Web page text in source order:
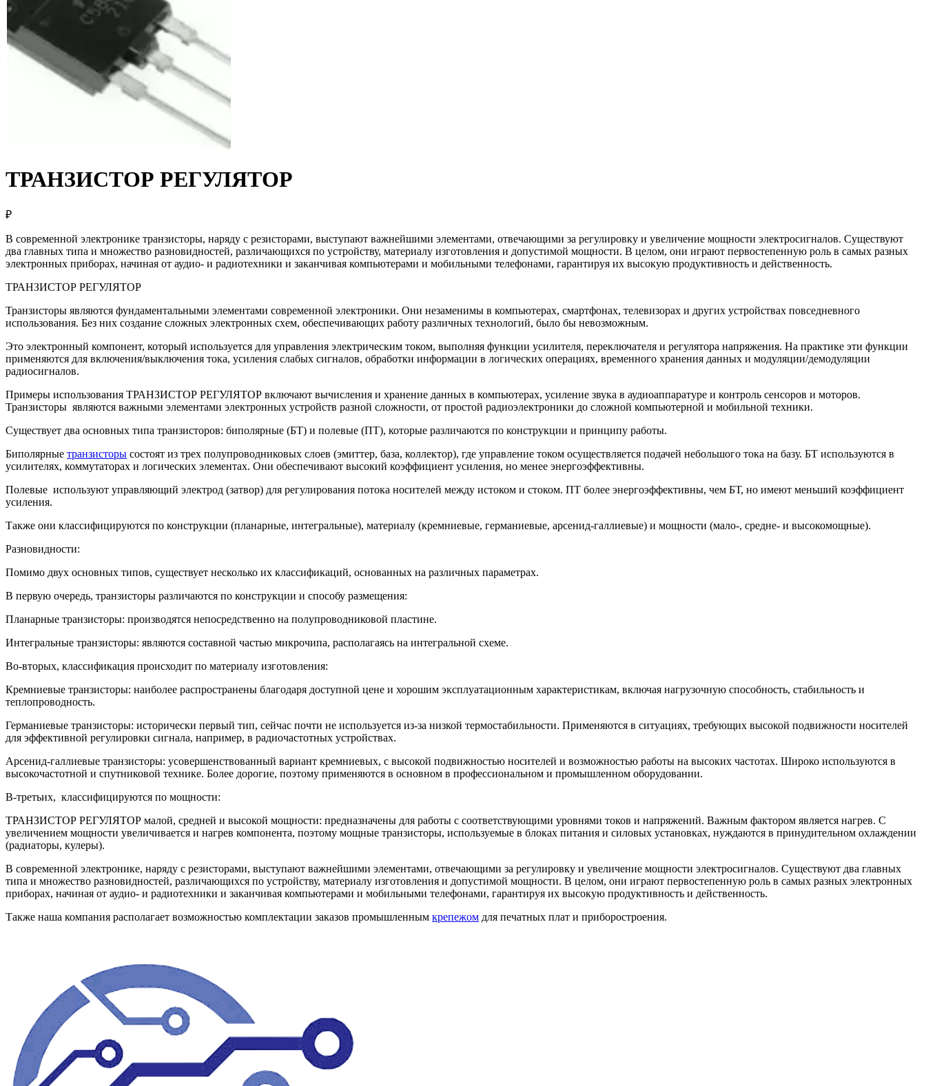
ТРАНЗИСТОР РЕГУЛЯТОР
₽
В современной электронике транзисторы, наряду с резисторами, выступают важнейшими элементами, отвечающими за регулировку и увеличение мощности электросигналов. Существуют
два главных типа и множество разновидностей, различающихся по устройству, материалу изготовления и допустимой мощности. В целом, они играют первостепенную роль в самых разных
электронных приборах, начиная от аудио- и радиотехники и заканчивая компьютерами и мобильными телефонами, гарантируя их высокую продуктивность и действенность.
ТРАНЗИСТОР РЕГУЛЯТОР
Транзисторы являются фундаментальными элементами современной электроники. Они незаменимы в компьютерах, смартфонах, телевизорах и других устройствах повседневного
использования. Без них создание сложных электронных схем, обеспечивающих работу различных технологий, было бы невозможным.
Это электронный компонент, который используется для управления электрическим током, выполняя функции усилителя, переключателя и регулятора напряжения. На практике эти функции
применяются для включения/выключения тока, усиления слабых сигналов, обработки информации в логических операциях, временного хранения данных и модуляции/демодуляции
радиосигналов.
Примеры использования ТРАНЗИСТОР РЕГУЛЯТОР включают вычисления и хранение данных в компьютерах, усиление звука в аудиоаппаратуре и контроль сенсоров и моторов.
Транзисторы являются важными элементами электронных устройств разной сложности, от простой радиоэлектроники до сложной компьютерной и мобильной техники.
Существует два основных типа транзисторов: биполярные (БТ) и полевые (ПТ), которые различаются по конструкции и принципу работы.
Биполярные транзисторы состоят из трех полупроводниковых слоев (эмиттер, база, коллектор), где управление током осуществляется подачей небольшого тока на базу. БТ используются в
усилителях, коммутаторах и логических элементах. Они обеспечивают высокий коэффициент усиления, но менее энергоэффективны.
Полевые используют управляющий электрод (затвор) для регулирования потока носителей между истоком и стоком. ПТ более энергоэффективны, чем БТ, но имеют меньший коэффициент
усиления.
Также они классифицируются по конструкции (планарные, интегральные), материалу (кремниевые, германиевые, арсенид-галлиевые) и мощности (мало-, средне- и высокомощные).
Разновидности:
Помимо двух основных типов, существует несколько их классификаций, основанных на различных параметрах.
В первую очередь, транзисторы различаются по конструкции и способу размещения:
Планарные транзисторы: производятся непосредственно на полупроводниковой пластине.
Интегральные транзисторы: являются составной частью микрочипа, располагаясь на интегральной схеме.
Во-вторых, классификация происходит по материалу изготовления:
Кремниевые транзисторы: наиболее распространены благодаря доступной цене и хорошим эксплуатационным характеристикам, включая нагрузочную способность, стабильность и
теплопроводность.
Германиевые транзисторы: исторически первый тип, сейчас почти не используется из-за низкой термостабильности. Применяются в ситуациях, требующих высокой подвижности носителей
для эффективной регулировки сигнала, например, в радиочастотных устройствах.
Арсенид-галлиевые транзисторы: усовершенствованный вариант кремниевых, с высокой подвижностью носителей и возможностью работы на высоких частотах. Широко используются в
высокочастотной и спутниковой технике. Более дорогие, поэтому применяются в основном в профессиональном и промышленном оборудовании.
В-третьих, классифицируются по мощности:
ТРАНЗИСТОР РЕГУЛЯТОР малой, средней и высокой мощности: предназначены для работы с соответствующими уровнями токов и напряжений. Важным фактором является нагрев. С
увеличением мощности увеличивается и нагрев компонента, поэтому мощные транзисторы, используемые в блоках питания и силовых установках, нуждаются в принудительном охлаждении
(радиаторы, кулеры).
В современной электронике, наряду с резисторами, выступают важнейшими элементами, отвечающими за регулировку и увеличение мощности электросигналов. Существуют два главных
типа и множество разновидностей, различающихся по устройству, материалу изготовления и допустимой мощности. В целом, они играют первостепенную роль в самых разных электронных
приборах, начиная от аудио- и радиотехники и заканчивая компьютерами и мобильными телефонами, гарантируя их высокую продуктивность и действенность.
Также наша компания располагает возможностью комплектации заказов промышленным крепежом для печатных плат и приборостроения.